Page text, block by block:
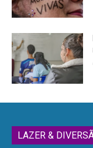
LAZER &